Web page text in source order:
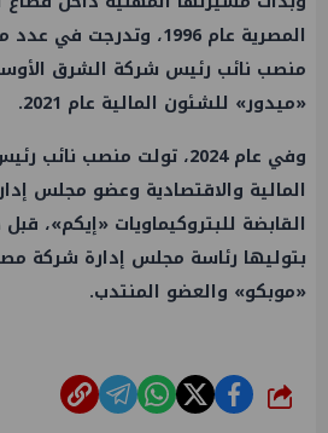
المصرية عام 1996،
منصب نائب رئيس شركة الشرق
«ميدور» للشئون المالية عام 2021.
وفي عام 2024، تولت منصب
المالية والاقتصادية وعضو مجلس
القابضة للبتروكيماويات «إيكم»،
بتوليها رئاسة مجلس إدارة شركة
«موبكو» والعضو المنتدب.
شارك